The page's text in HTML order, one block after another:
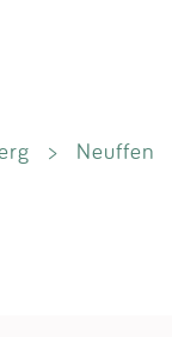
>
Neuffen